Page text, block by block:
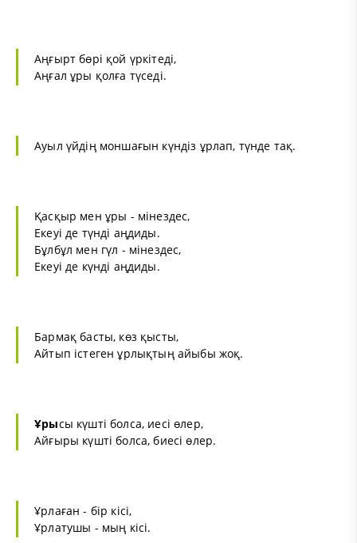
Аңғырт бөрі қой үркітеді,
Аңғал ұры қолға түседі.
Ауыл үйдің моншағын күндіз ұрлап, түнде тақ.
Қасқыр мен ұры - мінездес,
Екеуі де түнді аңдиды.
Бұлбұл мен гүл - мінездес,
Екеуі де күнді аңдиды.
Бармақ басты, көз қысты,
Айтып істеген ұрлықтың айыбы жоқ.
Ұрысы күшті болса, иесі өлер,
Айғыры күшті болса, биесі өлер.
Ұрлаған - бір кісі,
Ұрлатушы - мың кісі.